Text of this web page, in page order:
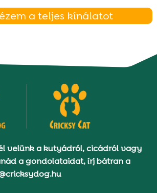
a teljes kínálatot
velünk a kutyádról, cicádról vagy
a gondolataidat, írj bátran a